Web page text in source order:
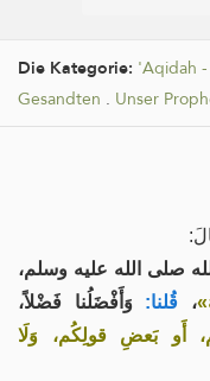
Die Kategorie: 'Aqidah
Gesandten . Unser
صلى الله عليه وسلم،
، قُلنا: وَأَفْضَلُنا فَضْلاً،
أَو بَعضِ قولِكُم، وَلَا